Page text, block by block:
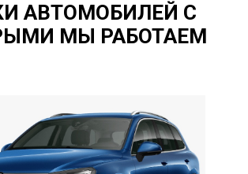
АВТОМОБИЛЕЙ С
МЫ РАБОТАЕМ